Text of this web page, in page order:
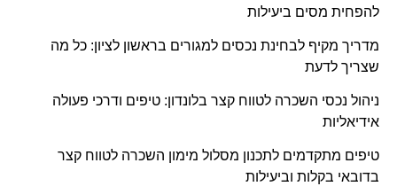
להפחית מסים ביעילות
מדריך מקיף לבחינת נכסים למגורים בראשון לציון: כל מה
שצריך לדעת
ניהול נכסי השכרה לטווח קצר בלונדון: טיפים ודרכי פעולה
אידיאליות
טיפים מתקדמים לתכנון מסלול מימון השכרה לטווח קצר
בדובאי בקלות וביעילות